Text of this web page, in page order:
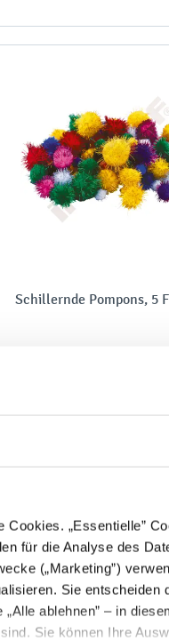
„Essentielle”
für die Analyse des
(„Marketing”)
Sie entscheiden
ablehnen” – in
Sie können Ihre
Schillernde Pompons, 5
2,20 €